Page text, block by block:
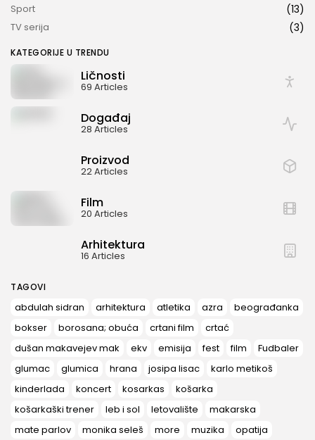
Sport (13)
TV serija (3)
KATEGORIJE U TRENDU
Ličnosti
69 Articles
Događaj
28 Articles
Proizvod
22 Articles
Film
20 Articles
Arhitektura
16 Articles
TAGOVI
abdulah sidran arhitektura atletika azra
beograđanka
bokser
borosana; obuća crtani film
crtać
dušan makavejev mak
ekv emisija fest film
Fudbaler
glumac
glumica hrana josipa lisac
karlo metikoš
kinderlada
koncert kosarkas
košarka
košarkaški trener
leb i sol letovalište
makarska
mate parlov
monika seleš more muzika
opatija